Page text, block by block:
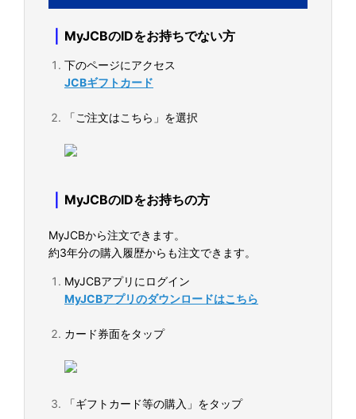
｜ MyJCBのIDをお持ちでない方
下のページにアクセス
JCBギフトカード
「ご注文はこちら」を選択
｜ MyJCBのIDをお持ちの方
MyJCBから注文できます。
約3年分の購入履歴からも注文できます。
MyJCBアプリにログイン
MyJCBアプリのダウンロードはこちら
カード券面をタップ
「ギフトカード等の購入」をタップ